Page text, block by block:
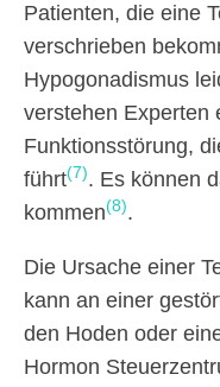
Patienten, die eine
verschrieben
Hypogonadismus
verstehen Experten
Funktionsstörung,
führt(7). Es können
kommen(8).
Die Ursache einer
kann an einer
den Hoden oder
Hormon